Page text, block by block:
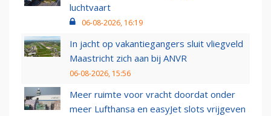
luchtvaart
06-08-2026, 16:19
In jacht op vakantiegangers sluit vliegveld
Maastricht zich aan bij ANVR
06-08-2026, 15:56
Meer ruimte voor vracht doordat onder
meer Lufthansa en easyJet slots vrijgeven